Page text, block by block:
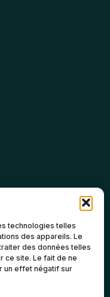
technologies telles
des appareils. Le
des données telles
ce site. Le fait de ne
un effet négatif sur